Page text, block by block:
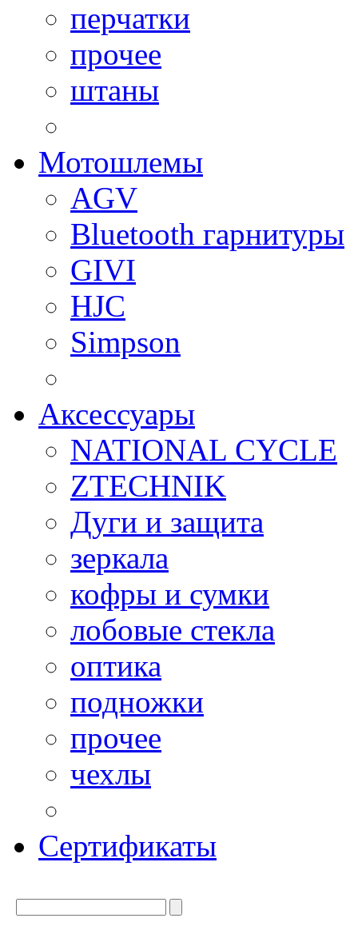
перчатки
прочее
штаны
Мотошлемы
AGV
Bluetooth гарнитуры
GIVI
HJC
Simpson
Аксессуары
NATIONAL CYCLE
ZTECHNIK
Дуги и защита
зеркала
кофры и сумки
лобовые стекла
оптика
подножки
прочее
чехлы
Сертификаты